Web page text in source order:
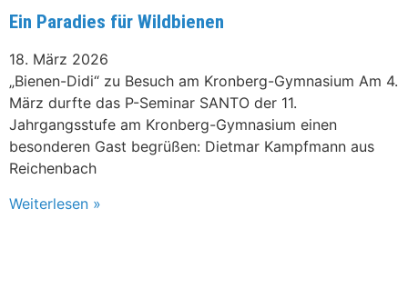
Ein Paradies für Wildbienen
18. März 2026
„Bienen-Didi“ zu Besuch am Kronberg-Gymnasium Am 4.
März durfte das P-Seminar SANTO der 11.
Jahrgangsstufe am Kronberg-Gymnasium einen
besonderen Gast begrüßen: Dietmar Kampfmann aus
Reichenbach
Weiterlesen »